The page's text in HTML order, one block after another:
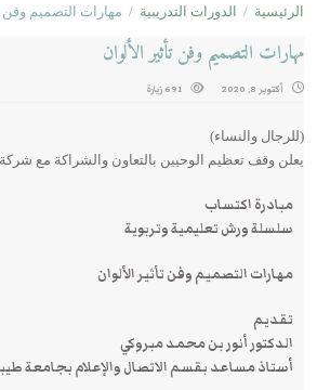
الرئيسية / الدورات التدريبية / مهارات التصميم وفن
مهارات التصميم وفن تأثير الألوان
أكتوبر 8, 2020 691 زيارة
(للرجال والنساء)
يعلن وقف تعظيم الوحيين بالتعاون والشراكة مع
مبادرة اكتساب
سلسلة ورش تعليمية وتربوية
مهارات التصميم وفن تأثير الألوان
تقديم
الدكتور أنور بن محمد مبروكي
أستاذ مساعد بقسم الاتصال والإعلام بجامعة